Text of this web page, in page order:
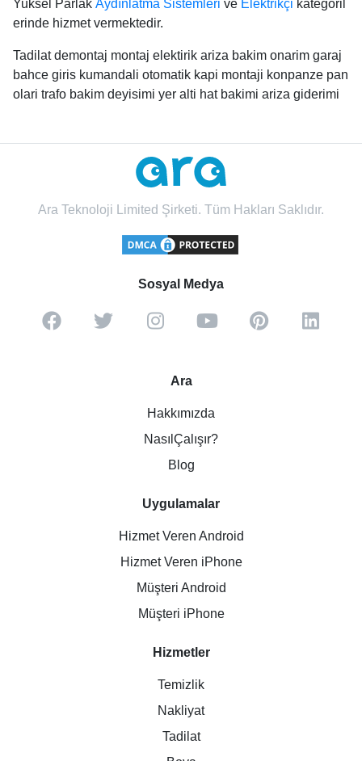
Yuksel Parlak Aydınlatma Sistemleri ve Elektrikçi kategoril
erinde hizmet vermektedir.
Tadilat demontaj montaj elektirik ariza bakim onarim garaj
bahce giris kumandali otomatik kapi montaji konpanze pan
olari trafo bakim deyisimi yer alti hat bakimi ariza giderimi
Ara Teknoloji Limited Şirketi. Tüm Hakları Saklıdır.
Sosyal Medya
Ara
Hakkımızda
NasılÇalışır?
Blog
Uygulamalar
Hizmet Veren Android
Hizmet Veren iPhone
Müşteri Android
Müşteri iPhone
Hizmetler
Temizlik
Nakliyat
Tadilat